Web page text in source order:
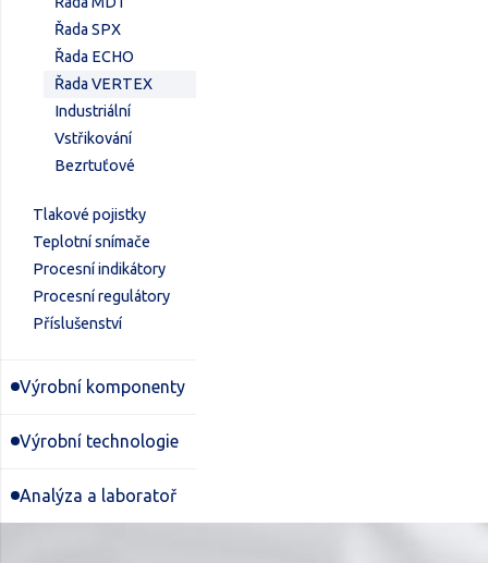
Řada SPX
Řada ECHO
Řada VERTEX
Industriální
Vstřikování
Bezrtuťové
Tlakové pojistky
Teplotní snímače
Procesní indikátory
Procesní regulátory
Příslušenství
Výrobní komponenty
Výrobní technologie
Analýza a laboratoř